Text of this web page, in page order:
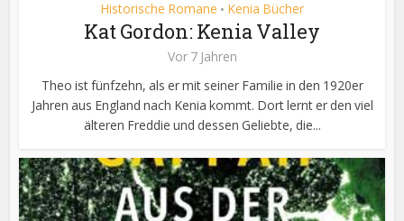
Historische Romane • Kenia Bücher
Kat Gordon: Kenia Valley
Vor 7 Jahren
Theo ist fünfzehn, als er mit seiner Familie in den 1920er
Jahren aus England nach Kenia kommt. Dort lernt er den viel
älteren Freddie und dessen Geliebte, die...